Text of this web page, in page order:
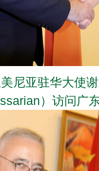
尼亚驻华大使
）访问广